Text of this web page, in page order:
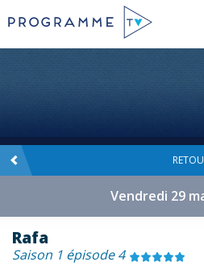
Vendredi 29
Rafa
Saison 1 épisode 4